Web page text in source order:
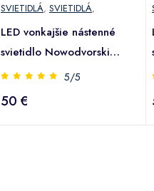
SVIETIDLÁ, SVIETIDLÁ,
LED vonkajšie nástenné
svietidlo Nowodvorski
ELLIPSES 8140 biela
5/5
50 €